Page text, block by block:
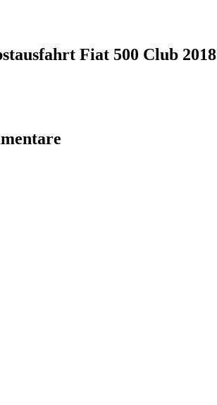
Fiat 500 Club 2018